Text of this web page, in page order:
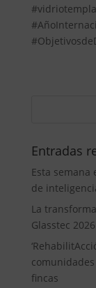
Entradas
Esta
de
La
Glasstec 2026
fincas